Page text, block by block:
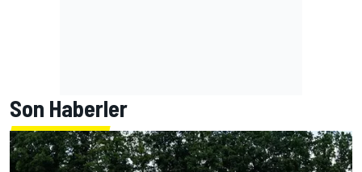
Son Haberler